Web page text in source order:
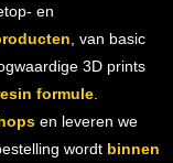
en
, van basic
3D prints
formule.
en leveren we
wordt binnen